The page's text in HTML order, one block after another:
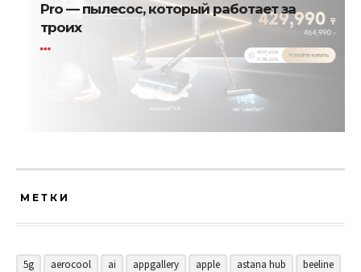
Pro — пылесос, который работает за
троих
МЕТКИ
5g aerocool ai appgallery apple astana hub
beeline